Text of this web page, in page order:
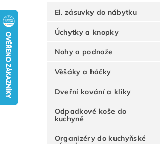
Půjčovna vzorků
El. zásuvky do nábytku
Úchytky a knopky
Nohy a podnože
Věšáky a háčky
Dveřní kování a kliky
Odpadkové koše do
kuchyně
Organizéry do kuchyňské